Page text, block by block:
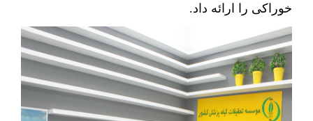
خوراکی را ارائه داد.